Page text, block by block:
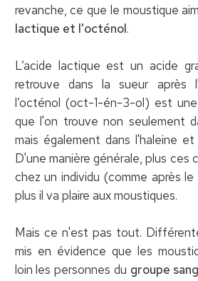
revanche, ce que le moustique
lactique et l'octénol.
L’acide lactique est un acide
retrouve dans la sueur après
l’octénol (oct-1-én-3-ol) est
que l'on trouve non seulement
mais également dans l'haleine
D'une manière générale, plus
chez un individu (comme après
plus il va plaire aux moustiques.
Mais ce n'est pas tout.
mis en évidence que les
loin les personnes du groupe